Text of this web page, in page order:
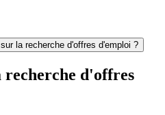
la recherche d'offres d'emploi ?
recherche d'offres